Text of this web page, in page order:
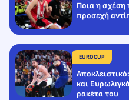
Ποια η σχέση
προσεχή
EUROCUP
και
ρακέτα του